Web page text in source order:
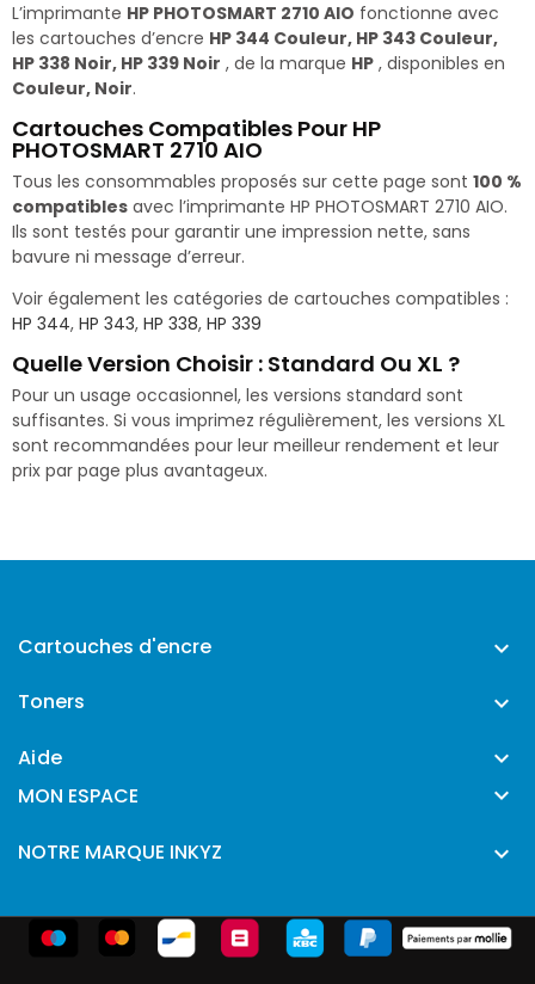
L’imprimante HP PHOTOSMART 2710 AIO fonctionne avec
les cartouches d’encre HP 344 Couleur, HP 343 Couleur,
HP 338 Noir, HP 339 Noir , de la marque HP , disponibles en
Couleur, Noir.
Cartouches Compatibles Pour HP
PHOTOSMART 2710 AIO
Tous les consommables proposés sur cette page sont 100 %
compatibles avec l’imprimante HP PHOTOSMART 2710 AIO.
Ils sont testés pour garantir une impression nette, sans
bavure ni message d’erreur.
Voir également les catégories de cartouches compatibles :
HP 344, HP 343, HP 338, HP 339
Quelle Version Choisir : Standard Ou XL ?
Pour un usage occasionnel, les versions standard sont
suffisantes. Si vous imprimez régulièrement, les versions XL
sont recommandées pour leur meilleur rendement et leur
prix par page plus avantageux.
Cartouches d'encre 
Toners 
Aide 
MON ESPACE 
NOTRE MARQUE INKYZ 